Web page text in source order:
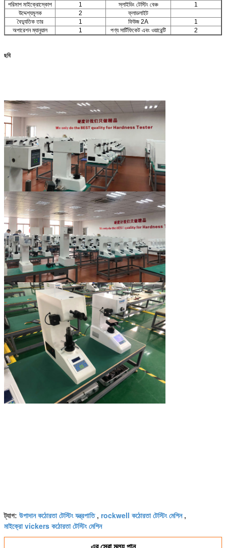
পরিমাপ মাইক্রোস্কোপ 1 স্লাইডিং টেস্টিং বেঞ্চ
1
উদ্দেশ্যমূলক
2
ফ্লাডলাইট
বৈদ্যুতিক তার
1 ফিউজ 2A
1
অপারেশন ম্যানুয়াল
1 পণ্য সার্টিফিকেট এবং ওয়ারেন্টি 2
ছবি
ট্যাগ: উপাদান কঠোরতা টেস্টিং যন্ত্রপাতি, rockwell কঠোরতা টেস্টিং মেশিন,
মাইক্রো vickers কঠোরতা টেস্টিং মেশিন